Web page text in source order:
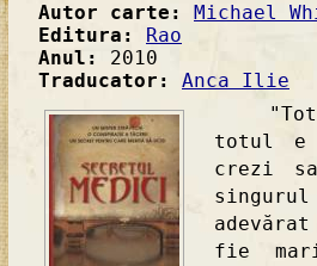
Autor carte: Michael
Editura: Rao
Anul: 2010
Traducator: Anca Ilie
"Totul
totul e
crezi
fie